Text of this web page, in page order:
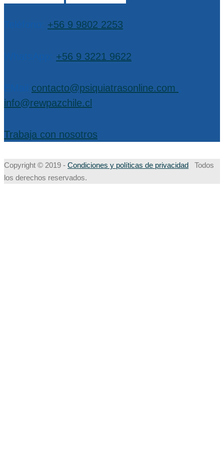
+56 9 9802 2253
+56 9 3221 9622
contacto@psiquiatrasonline.com
info@rewpazchile.cl
Trabaja con nosotros
Copyright © 2019 - Condiciones y políticas de privacidad Todos
los derechos reservados.